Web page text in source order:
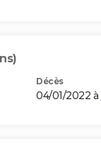
Décès
04/01/2022 à